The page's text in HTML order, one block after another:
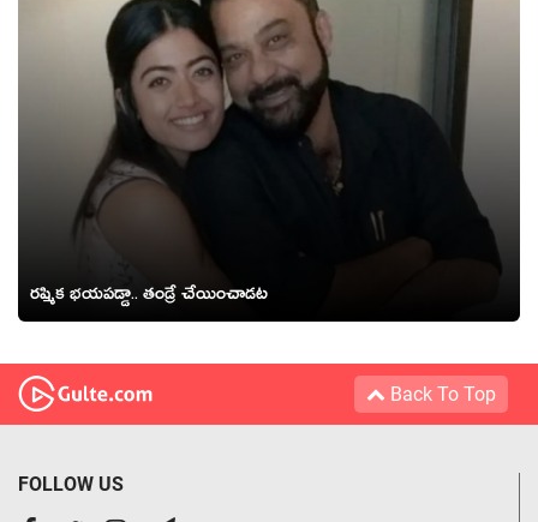
రష్మిక భయపడ్డా.. తండ్రే చేయించాడట
Back To Top
FOLLOW US